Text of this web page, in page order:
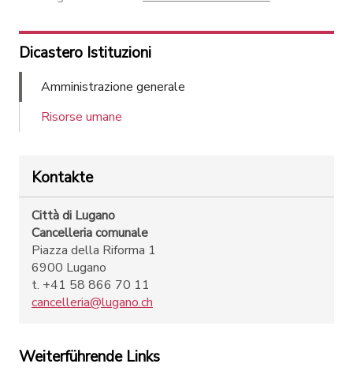
Dicastero Istituzioni
Amministrazione generale
Risorse umane
Kontakte
Città di Lugano
Cancelleria comunale
Piazza della Riforma 1
6900 Lugano
t. +41 58 866 70 11
cancelleria@lugano.ch
Weiterführende Links